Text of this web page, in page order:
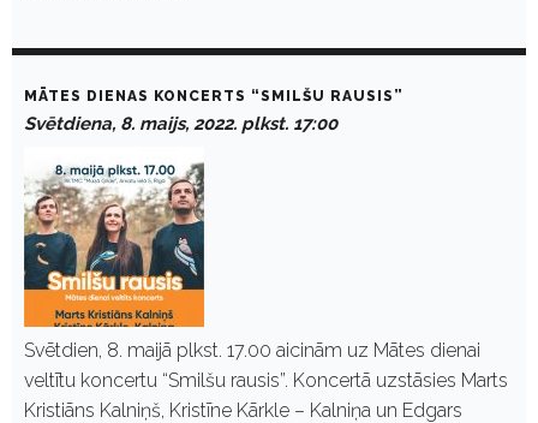
MĀTES DIENAS KONCERTS “SMILŠU RAUSIS”
Svētdiena, 8. maijs, 2022. plkst. 17:00
Svētdien, 8. maijā plkst. 17.00 aicinām uz Mātes dienai
veltītu koncertu “Smilšu rausis”. Koncertā uzstāsies Marts
Kristiāns Kalniņš, Kristīne Kārkle – Kalniņa un Edgars